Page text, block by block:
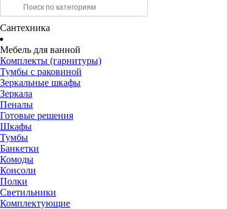
Сантехника
Мебель для ванной
Комплекты (гарнитуры)
Тумбы с раковиной
Зеркальные шкафы
Зеркала
Пеналы
Готовые решения
Шкафы
Тумбы
Банкетки
Комоды
Консоли
Полки
Светильники
Комплектующие